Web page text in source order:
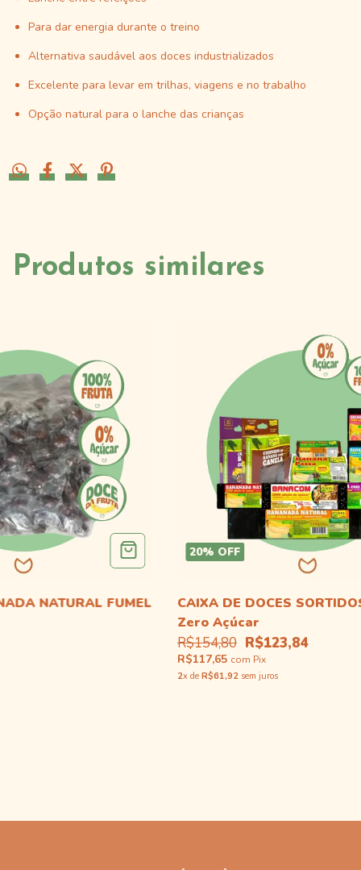
Para dar energia durante o treino
Alternativa saudável aos doces industrializados
Excelente para levar em trilhas, viagens e no trabalho
Opção natural para o lanche das crianças
Produtos similares
NATURAL FUMEL
20% OFF
CAIXA DE DOCES
Zero Açúcar
R$154,80 R$123,84
R$117,65 com Pix
2x deR$61,92 sem juros